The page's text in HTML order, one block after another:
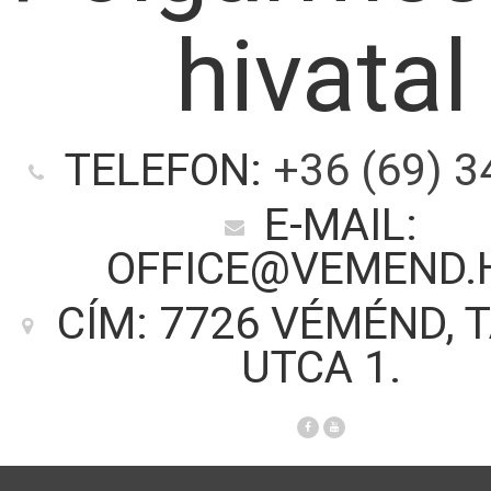
hivatal
TELEFON: +36 (69)
E-MAIL:
CÍM: 7726 VÉMÉND,
UTCA 1.